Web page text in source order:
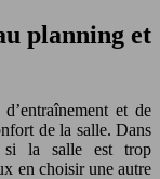
planning et
et de
de la salle. Dans
si la salle est trop
en choisir une autre